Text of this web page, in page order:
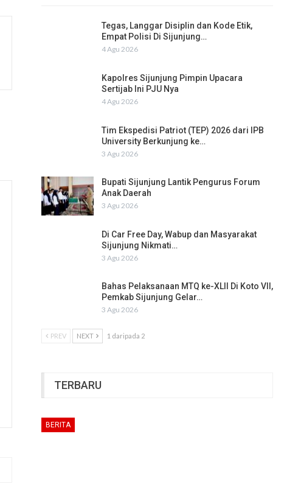
Tegas, Langgar Disiplin dan Kode Etik,
Empat Polisi Di Sijunjung…
4 Agu 2026
Kapolres Sijunjung Pimpin Upacara
Sertijab Ini PJU Nya
4 Agu 2026
Tim Ekspedisi Patriot (TEP) 2026 dari IPB
University Berkunjung ke…
3 Agu 2026
Bupati Sijunjung Lantik Pengurus Forum
Anak Daerah
3 Agu 2026
Di Car Free Day, Wabup dan Masyarakat
Sijunjung Nikmati…
3 Agu 2026
Bahas Pelaksanaan MTQ ke-XLII Di Koto VII,
Pemkab Sijunjung Gelar…
3 Agu 2026
PREV NEXT 1 daripada 2
TERBARU
BERITA